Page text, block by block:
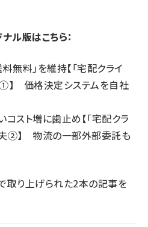
ル版はこちら：
無料」を維持【「宅配クライ
①】 価格決定システムを自社
コスト増に歯止め【「宅配クラ
夫②】 物流の一部外部委託も
取り上げられた2本の記事を